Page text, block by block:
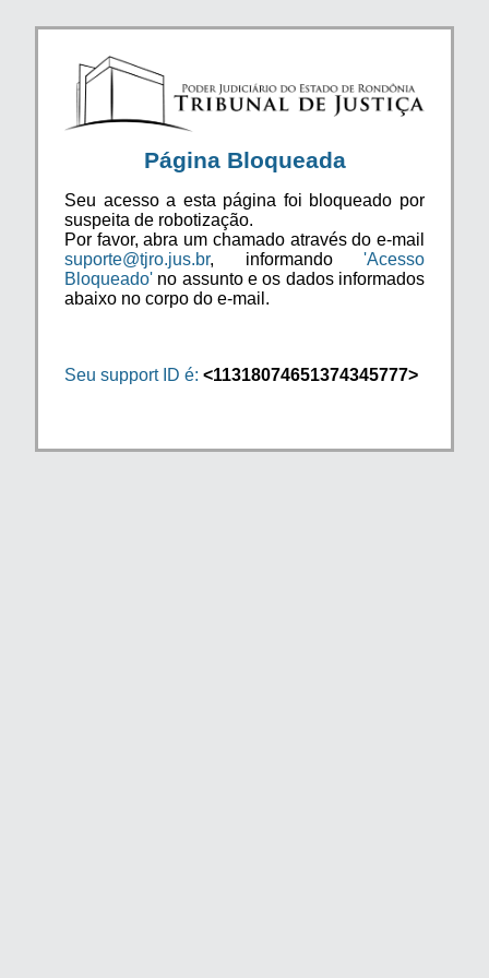
Página Bloqueada
Seu acesso a esta página foi bloqueado por
suspeita de robotização.
Por favor, abra um chamado através do e-mail
suporte@tjro.jus.br, informando 'Acesso
Bloqueado' no assunto e os dados informados
abaixo no corpo do e-mail.
Seu support ID é: <11318074651374345777>